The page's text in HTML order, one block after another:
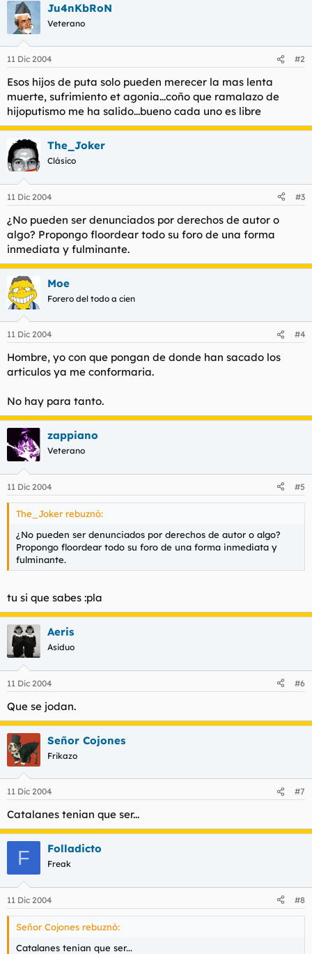
Ju4nKbRoN
Veterano
11 Dic 2004 #2
Esos hijos de puta solo pueden merecer la mas lenta
muerte, sufrimiento et agonia...coño que ramalazo de
hijoputismo me ha salido...bueno cada uno es libre
The_Joker
Clásico
11 Dic 2004 #3
¿No pueden ser denunciados por derechos de autor o
algo? Propongo floordear todo su foro de una forma
inmediata y fulminante.
Moe
Forero del todo a cien
11 Dic 2004 #4
Hombre, yo con que pongan de donde han sacado los
articulos ya me conformaria.
No hay para tanto.
zappiano
Veterano
11 Dic 2004 #5
The_Joker rebuznó:
¿No pueden ser denunciados por derechos de autor o algo?
Propongo floordear todo su foro de una forma inmediata y
fulminante.
tu si que sabes :pla
Aeris
Asiduo
11 Dic 2004 #6
Que se jodan.
Señor Cojones
Frikazo
11 Dic 2004 #7
Catalanes tenian que ser...
F Folladicto
Freak
11 Dic 2004 #8
Señor Cojones rebuznó:
Catalanes tenian que ser...